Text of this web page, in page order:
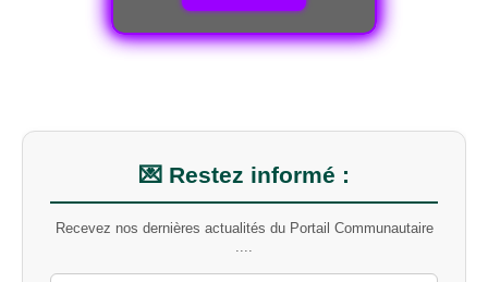
c
m
o
t
-
l
💌 Restez informé :
Recevez nos dernières actualités du Portail Communautaire
....